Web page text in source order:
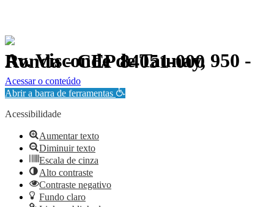
Av. Visconde de Taunay, 950 - Ronda - CEP 84051-000
Política de Privacidade.
Acessar o conteúdo
Abrir a barra de ferramentas
Acessibilidade
Aumentar texto
Diminuir texto
Escala de cinza
Alto contraste
Contraste negativo
Fundo claro